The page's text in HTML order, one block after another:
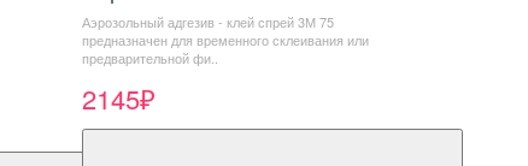
Аэрозольный адгезив - клей спрей 3М 75
предназначен для временного склеивания или
предварительной фи..
2145₽